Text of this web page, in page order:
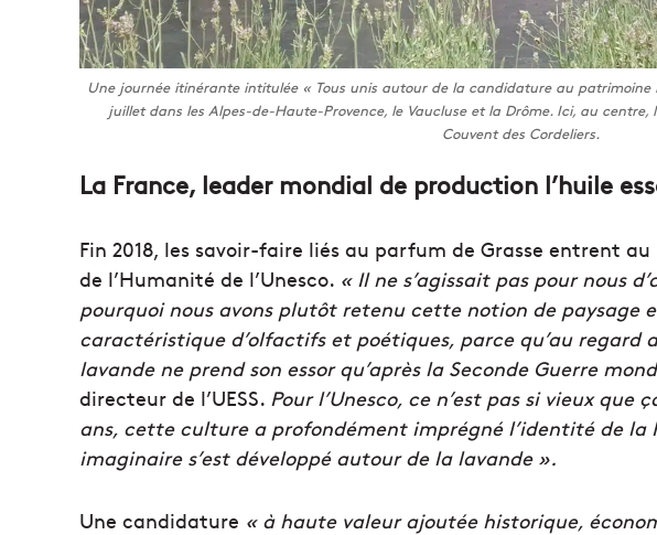
Une journée itinérante intitulée « Tous unis autour de la candidature au patrimoine
juillet dans les Alpes-de-Haute-Provence, le Vaucluse et la Drôme. Ici, au
Couvent des Cordeliers.
La France, leader mondial de production l’huile
Fin 2018, les savoir-faire liés au parfum de Grasse entrent
de l’Humanité de l’Unesco. « Il ne s’agissait pas pour nous
pourquoi nous avons plutôt retenu cette notion de
caractéristique d’olfactifs et poétiques, parce qu’au regard
lavande ne prend son essor qu’après la Seconde Guerre
directeur de l’UESS. Pour l’Unesco, ce n’est pas si vieux que
ans, cette culture a profondément imprégné l’identité de la
imaginaire s’est développé autour de la lavande ».
Une candidature « à haute valeur ajoutée historique,